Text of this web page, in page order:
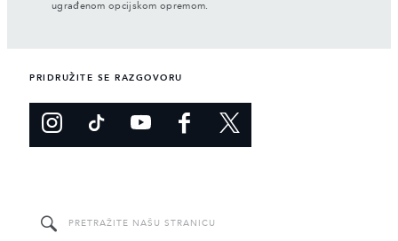
ugrađenom opcijskom opremom.
PRIDRUŽITE SE RAZGOVORU